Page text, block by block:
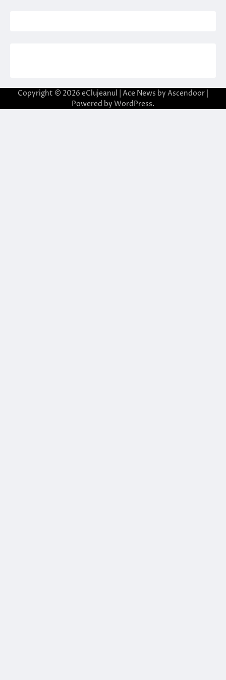
Copyright © 2026 eClujeanul | Ace News by Ascendoor
Powered by WordPress.